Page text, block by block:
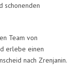
schonenden
Team von
erlebe einen
nach Zrenjanin.